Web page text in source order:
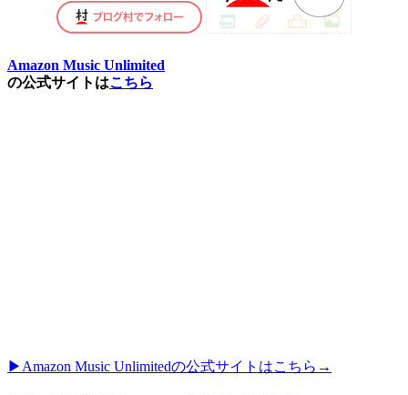
Amazon Music Unlimited
の公式サイトはこちら
▶︎Amazon Music Unlimitedの公式サイトはこちら→